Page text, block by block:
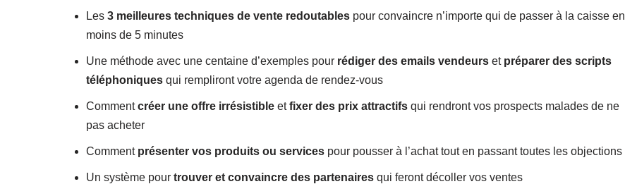
Les 3 meilleures techniques de vente redoutables pour convaincre n’importe qui de passer à la caisse en
moins de 5 minutes
Une méthode avec une centaine d’exemples pour rédiger des emails vendeurs et préparer des scripts
téléphoniques qui rempliront votre agenda de rendez-vous
Commentcréer une offre irrésistible etfixer des prix attractifs qui rendront vos prospects malades de ne
pas acheter
Comment présenter vos produits ou services pour pousser à l’achat tout en passant toutes les objections
Un système pour trouver et convaincre des partenaires qui feront décoller vos ventes